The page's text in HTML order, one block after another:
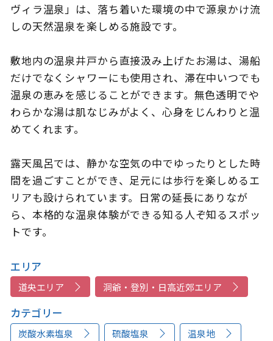
このサイトについて 観光資料
動画ライブラリー フォトライブラリー
お問い合わせ
Languages
ヴィラ温泉」は、落ち着いた環境の中で源泉かけ流
しの天然温泉を楽しめる施設です。
敷地内の温泉井戸から直接汲み上げたお湯は、湯船
だけでなくシャワーにも使用され、滞在中いつでも
温泉の恵みを感じることができます。無色透明でや
わらかな湯は肌なじみがよく、心身をじんわりと温
めてくれます。
露天風呂では、静かな空気の中でゆったりとした時
間を過ごすことができ、足元には歩行を楽しめるエ
リアも設けられています。日常の延長にありなが
ら、本格的な温泉体験ができる知る人ぞ知るスポッ
トです。
エリア
道央エリア 洞爺・登別・日高近郊エリア
カテゴリー
炭酸水素塩泉 硫酸塩泉 温泉地